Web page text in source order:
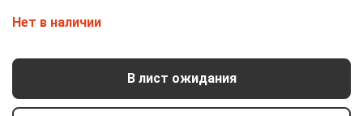
Нет в наличии
В лист ожидания